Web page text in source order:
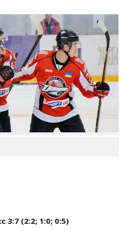
3:7 (2:2; 1:0; 0:5)